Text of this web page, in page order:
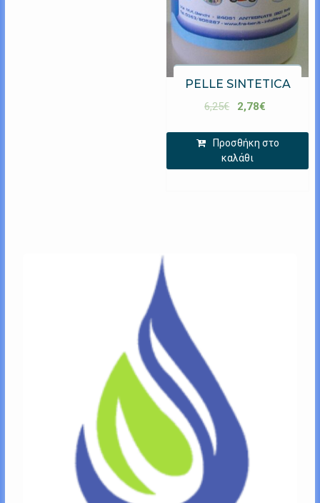
PELLE SINTETICA
6,25€ 2,78€
Προσθήκη στο
καλάθι